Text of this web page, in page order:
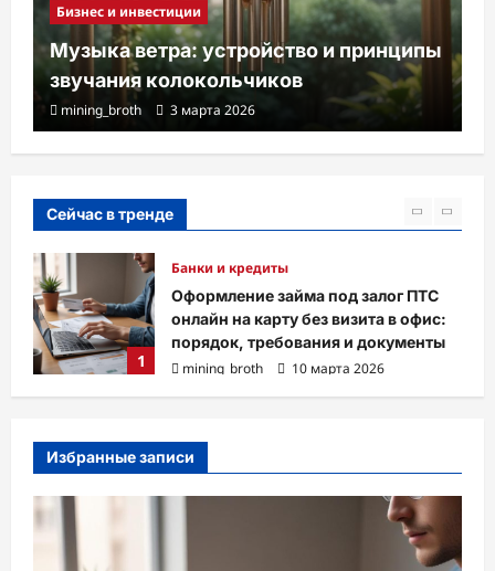
Бизнес и инвестиции
Музыка ветра: устройство и принципы
звучания колокольчиков
mining_broth 3 марта 2026
Сейчас в тренде
2
Бизнес и инвестиции
Музыка ветра: устройство и
принципы звучания колокольчиков
mining_broth
3 марта 2026
Избранные записи